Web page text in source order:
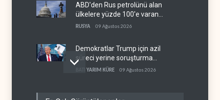
ABD'den Rus petrolünü alan
ülkelere yüzde 100'e varan
gümrük vergisi
RUSYA 09 Ağustos 2026
Demokratlar Trump için azil
süreci yerine soruşturma
hazırlıyor
BATI YARIM KÜRE 09 Ağustos 2026